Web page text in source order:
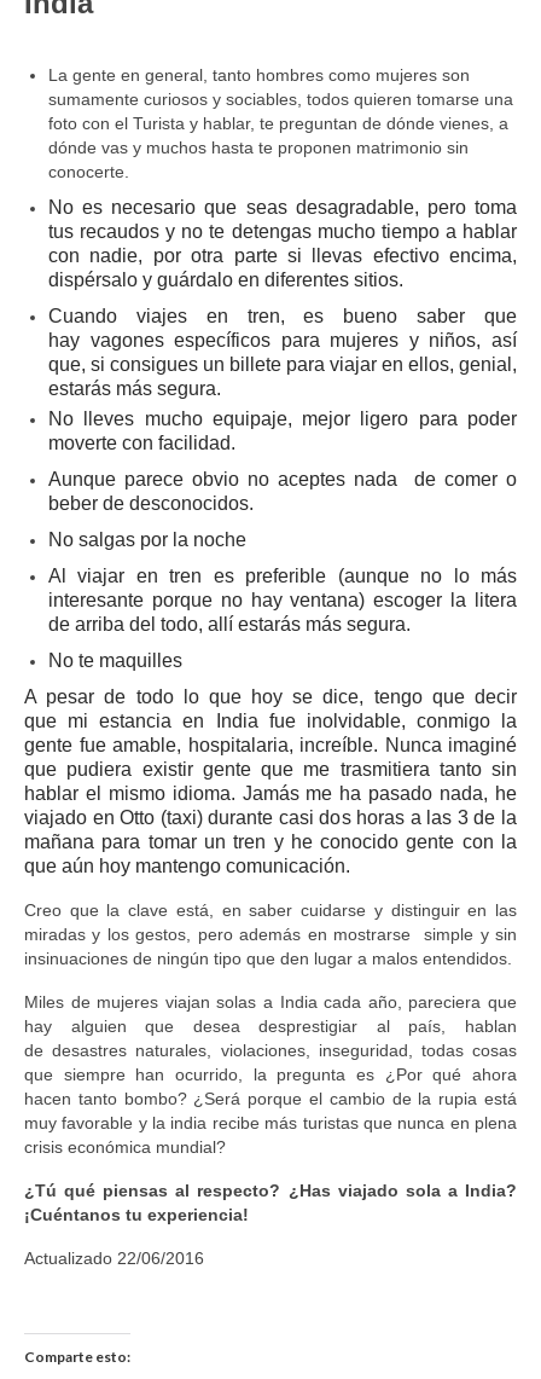
La gente en general, tanto hombres como mujeres son
sumamente curiosos y sociables, todos quieren tomarse una
foto con el Turista y hablar, te preguntan de dónde vienes, a
dónde vas y muchos hasta te proponen matrimonio sin
conocerte.
No es necesario que seas desagradable, pero toma
tus recaudos y no te detengas mucho tiempo a hablar
con nadie, por otra parte si llevas efectivo encima,
dispérsalo y guárdalo en diferentes sitios.
Cuando viajes en tren, es bueno saber que
hay vagones específicos para mujeres y niños, así
que, si consigues un billete para viajar en ellos, genial,
estarás más segura.
No lleves mucho equipaje, mejor ligero para poder
moverte con facilidad.
Aunque parece obvio no aceptes nada de comer o
beber de desconocidos.
No salgas por la noche
Al viajar en tren es preferible (aunque no lo más
interesante porque no hay ventana) escoger la litera
de arriba del todo, allí estarás más segura.
No te maquilles
A pesar de todo lo que hoy se dice, tengo que decir
que mi estancia en India fue inolvidable, conmigo la
gente fue amable, hospitalaria, increíble. Nunca imaginé
que pudiera existir gente que me trasmitiera tanto sin
hablar el mismo idioma. Jamás me ha pasado nada, he
viajado en Otto (taxi) durante casi dos horas a las 3 de la
mañana para tomar un tren y he conocido gente con la
que aún hoy mantengo comunicación.
Creo que la clave está, en saber cuidarse y distinguir en las
miradas y los gestos, pero además en mostrarse simple y sin
insinuaciones de ningún tipo que den lugar a malos entendidos.
Miles de mujeres viajan solas a India cada año, pareciera que
hay alguien que desea desprestigiar al país, hablan
de desastres naturales, violaciones, inseguridad, todas cosas
que siempre han ocurrido, la pregunta es ¿Por qué ahora
hacen tanto bombo? ¿Será porque el cambio de la rupia está
muy favorable y la india recibe más turistas que nunca en plena
crisis económica mundial?
¿Tú qué piensas al respecto? ¿Has viajado sola a India?
¡Cuéntanos tu experiencia!
Actualizado 22/06/2016
Comparte esto: